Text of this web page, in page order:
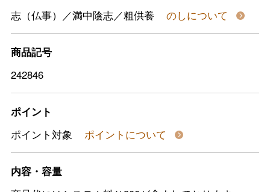
志（仏事）／満中陰志／粗供養
のしについて
商品記号
242846
ポイント
ポイント対象
ポイントについて
内容・容量